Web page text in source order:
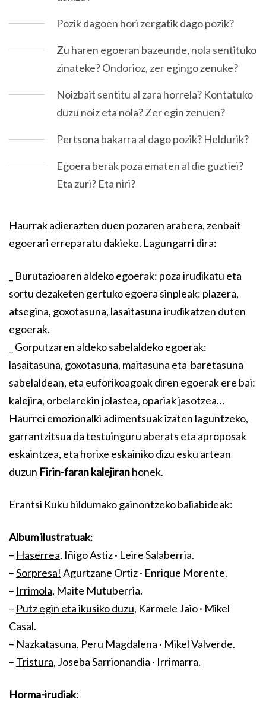
Pozik dagoen hori zergatik dago pozik?
Zu haren egoeran bazeunde, nola sentituko
zinateke? Ondorioz, zer egingo zenuke?
Noizbait sentitu al zara horrela? Kontatuko
duzu noiz eta nola? Zer egin zenuen?
Pertsona bakarra al dago pozik? Heldurik?
Egoera berak poza ematen al die guztiei?
Eta zuri? Eta niri?
Haurrak adierazten duen pozaren arabera, zenbait
egoerari erreparatu dakieke. Lagungarri dira:
_ Burutazioaren aldeko egoerak: poza irudikatu eta
sortu dezaketen gertuko egoera sinpleak: plazera,
atsegina, goxotasuna, lasaitasuna irudikatzen duten
egoerak.
_ Gorputzaren aldeko sabelaldeko egoerak:
lasaitasuna, goxotasuna, maitasuna eta baretasuna
sabelaldean, eta euforikoagoak diren egoerak ere bai:
kalejira, orbelarekin jolastea, opariak jasotzea…
Haurrei emozionalki adimentsuak izaten laguntzeko,
garrantzitsua da testuinguru aberats eta aproposak
eskaintzea, eta horixe eskainiko dizu esku artean
duzun Firin-faran kalejiranhonek.
Erantsi Kuku bildumako gainontzeko baliabideak:
Album ilustratuak:
– Haserrea, Iñigo Astiz · Leire Salaberria.
–Sorpresa! Agurtzane Ortiz · Enrique Morente.
– Irrimola, Maite Mutuberria.
– Putz egin eta ikusiko duzu, Karmele Jaio · Mikel
Casal.
– Nazkatasuna, Peru Magdalena · Mikel Valverde.
– Tristura, Joseba Sarrionandia · Irrimarra.
Horma-irudiak: